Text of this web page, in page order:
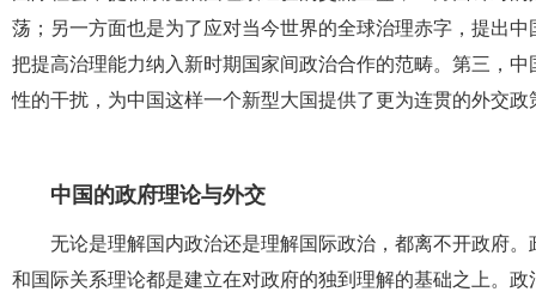
荡；另一方面也是为了应对当今世界的全球治理赤字，提出
把提高治理能力纳入新时期国家间政治合作的范畴。第三，
性的干扰，为中国这样一个新型大国提供了更为连贯的外交
中国的政府理论与外交
无论是理解国内政治还是理解国际政治，都离不开政府
和国际关系理论都是建立在对政府的独到理解的基础之上。